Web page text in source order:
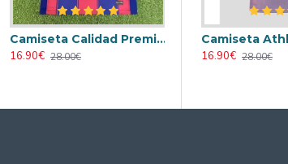
Camiseta Calidad Premium Barcelona 2025/26
16.90€ 28.00€
23.90€ 31.00€
16.90€
28.00€